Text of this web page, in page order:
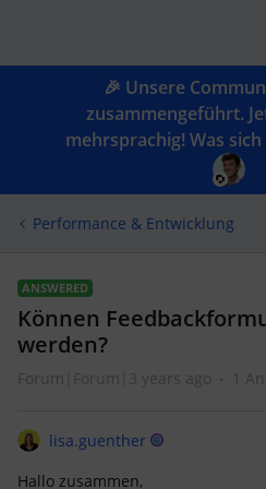
🎉 Unsere
zusammengeführt.
mehrsprachig! Was
Performance & Entwicklung
ANSWERED
Können
werden?
Forum|Forum|3 years ago 1
lisa.guenther
Hallo zusammen,